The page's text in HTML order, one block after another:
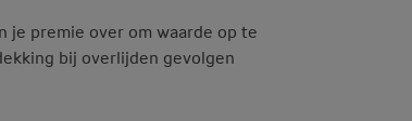
premie over om waarde op te
bij overlijden gevolgen